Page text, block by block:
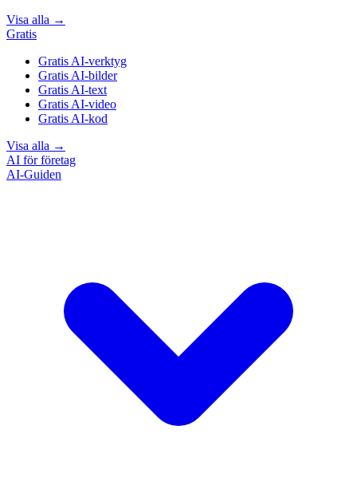
Visa alla →
Gratis
Gratis AI-verktyg
Gratis AI-bilder
Gratis AI-text
Gratis AI-video
Gratis AI-kod
Visa alla →
AI för företag
AI-Guiden